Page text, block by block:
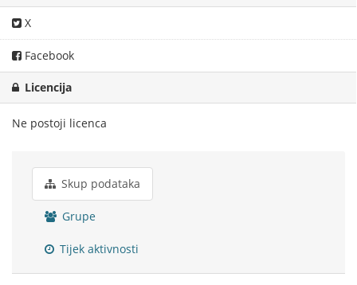
X
Facebook
Licencija
Ne postoji licenca
Skup podataka
Grupe
Tijek aktivnosti